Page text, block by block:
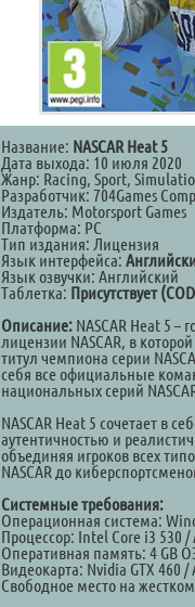
Название: NASCAR Heat 5
Дата выхода: 10 июля 2020
Жанр: Racing, Sport,
Разработчик: 704Games
Издатель: Motorsport Games
Платформа: PC
Тип издания: Лицензия
Язык интерфейса:
Язык озвучки: Английский
Таблетка: Присутствует
Описание: NASCAR Heat 5 –
лицензии NASCAR, в
титул чемпиона серии
себя все официальные
национальных серий
NASCAR Heat 5 сочетает в
аутентичностью и
объединяя игроков всех
NASCAR до
Системные требования:
Операционная система:
Процессор: Intel Core i3 530 /
Оперативная память: 4 GB
Видеокарта: Nvidia GTX 460 /
Свободное место на